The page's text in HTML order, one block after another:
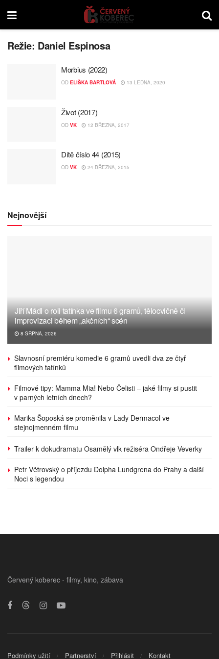
Režie: Daniel Espinosa
Morbius (2022)
OD ELIŠKA BARTLOVÁ 13 LEDNA, 2020
Život (2017)
OD VK 12 BŘEZNA, 2017
Dítě číslo 44 (2015)
OD VK 24 BŘEZNA, 2015
Nejnovější
Jiří Mádl o roli tatínka ve filmu 6 gramů, tělocvičně či
improvizaci během „akčních“ scén
8 SRPNA, 2026
Slavnosní premiéru komedie 6 gramů uvedli dva ze čtyř
filmových tatínků
Filmové tipy: Mamma Mia! Nebo Čelisti – jaké filmy si pustit
v parných letních dnech?
Marika Šoposká se proměnila v Lady Dermacol ve
stejnojmenném filmu
Trailer k dokudramatu Osamělý vlk režiséra Ondřeje Veverky
Petr Větrovský o příjezdu Dolpha Lundgrena do Prahy a další
Noci s legendou
Červený koberec - filmy, kino, zábava
Podmínky užití Partnerství Přihlásit Kontakt